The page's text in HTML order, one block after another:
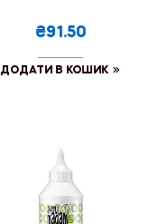
₴91.50
ДОДАТИ В КОШИК